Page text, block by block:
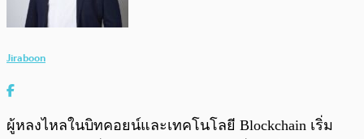
Jiraboon
ผู้หลงไหลในบิทคอยน์และเทคโนโลยี Blockchain เริ่ม